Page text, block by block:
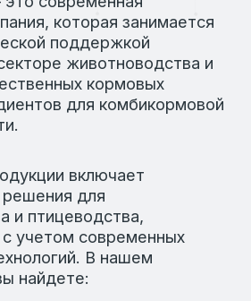
протеиновой
повышения
и увеличения
долголетия
комплексы для
здоровья
описанием,
оптимальные